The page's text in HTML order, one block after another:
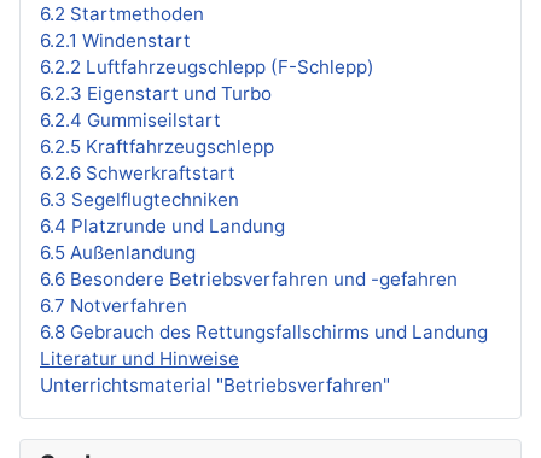
6.2 Startmethoden
6.2.1 Windenstart
6.2.2 Luftfahrzeugschlepp (F-Schlepp)
6.2.3 Eigenstart und Turbo
6.2.4 Gummiseilstart
6.2.5 Kraftfahrzeugschlepp
6.2.6 Schwerkraftstart
6.3 Segelflugtechniken
6.4 Platzrunde und Landung
6.5 Außenlandung
6.6 Besondere Betriebsverfahren und -gefahren
6.7 Notverfahren
6.8 Gebrauch des Rettungsfallschirms und Landung
Literatur und Hinweise
Unterrichtsmaterial "Betriebsverfahren"